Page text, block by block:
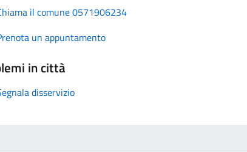
il comune 0571906234
un appuntamento
in città
disservizio